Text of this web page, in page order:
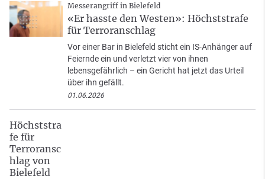
Messerangriff in Bielefeld
«Er hasste den Westen»: Höchststrafe
für Terroranschlag
Vor einer Bar in Bielefeld sticht ein IS-Anhänger auf
Feiernde ein und verletzt vier von ihnen
lebensgefährlich – ein Gericht hat jetzt das Urteil
über ihn gefällt.
01.06.2026
Höchststra
fe für
Terroransc
hlag von
Bielefeld